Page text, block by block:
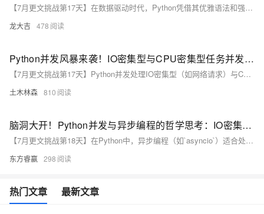
【7月更文挑战第17天】在数据驱动时代，Python凭借其优雅语法和强大库支持成为并发处理大规模数据的首选。并发与异步编程是关键，包括多线程、多进程和异步IO。对于IO密集型任务，如网络请求，可使用`concurrent.futures`和`asyncio`；CPU密集型任务则推荐多进程，如`multiprocessing`；`asyncio`适用于混合任务，实现等待IO时执行CPU任务。通过这些工具，开发者能有效优化资源，提升系统性能。
龙大吉 478
Python并发风暴来袭！IO密集型与CPU密集型任务并发策略大比拼，你站哪队？
【7月更文挑战第17天】Python并发处理IO密集型（如网络请求）与CPU密集型（如数学计算）任务。IO密集型适合多线程和异步IO，如`ThreadPoolExecutor`进行网页下载；CPU密集型推荐多进程，如`multiprocessing`模块进行并行计算。选择取决于任务类型，理解任务特性是关键，以实现最佳效率。
土木林森 810
脑洞大开！Python并发与异步编程的哲学思考：IO密集型与CPU密集型任务的智慧选择！
【7月更文挑战第18天】在Python中，异步编程（如`asyncio`）适合处理IO密集型任务，通过非阻塞操作提高响应性，例如使用`aiohttp`进行异步HTTP请求。而对于CPU密集型任务，由于GIL的存在，多进程（`multiprocessing`）能实现并行计算，如使用进程池进行大量计算。明智选择并发模型是性能优化的关键，体现了对任务特性和编程哲学的深刻理解。
东方睿赢 298
热门文章 最新文章